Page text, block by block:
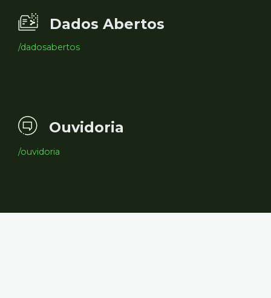
Dados Abertos
/dadosabertos
Ouvidoria
/ouvidoria